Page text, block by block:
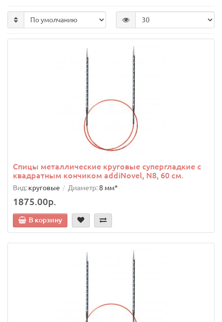
Спицы металлические круговые супергладкие c
квадратным кончиком addiNovel, N8, 60 см.
Вид: круговые Диаметр:8 мм*
1875.00р.
В корзину